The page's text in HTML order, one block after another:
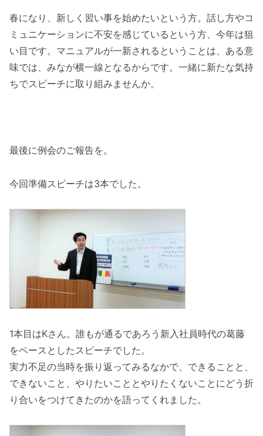
春になり、新しく習い事を始めたいという方。話し方やコ
ミュニケーションに不安を感じているという方、今年は狙
い目です。マニュアルが一新されるということは、ある意
味では、みなが横一線となるからです。一緒に新たな気持
ちでスピーチに取り組みませんか。
最後に例会のご報告を。
今回準備スピーチは3本でした。
1本目はKさん。誰もが通るであろう新入社員時代の葛藤
をベースとしたスピーチでした。
実力不足の当時を振り返ってみるなかで、できることと、
できないこと、やりたいこととやりたくないことにどう折
り合いをつけてきたのかを語ってくれました。